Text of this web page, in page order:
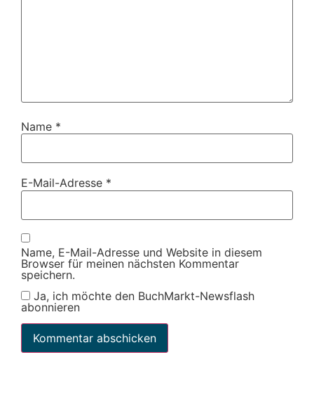
Name *
E-Mail-Adresse *
Name, E-Mail-Adresse und Website in diesem
Browser für meinen nächsten Kommentar
speichern.
Ja, ich möchte den BuchMarkt-Newsflash
abonnieren